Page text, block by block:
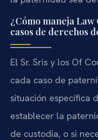
¿Cómo maneja Law
casos de derechos
El Sr. Sris y los Of
cada caso de
situación específica
establecer la
de custodia, o si